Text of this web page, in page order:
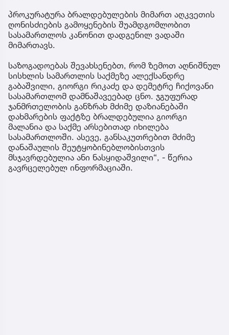
პროკურატურა ბრალდებულების მიმართ აღკვეთის
ღონისძიების გამოყენების შუამდგომლობით
სასამართლოს კანონით დადგენილ ვადაში
მიმართავს.
საზოგადოებას შევახსენებთ, რომ ზემოთ აღნიშნულ
სისხლის სამართლის საქმეზე ალექსანდრე
გაბაშვილი, გიორგი რიკაძე და დემეტრე ჩიქოვანი
სასამართლომ დამნაშავეებად ცნო. ჯგუფურად
ჯანმრთელობის განზრახ მძიმე დაზიანებაში
დახმარების ფაქტზე ბრალდებულია გიორგი
მალანია და საქმე არსებითად იხილება
სასამართლოში. ასევე, განსაკუთრებით მძიმე
დანაშაულის შეუტყობინებლობისთვის
მსჯავრდებულია ანი ნასყიდაშვილი“, - წერია
გავრცელებულ ინფორმაციაში.